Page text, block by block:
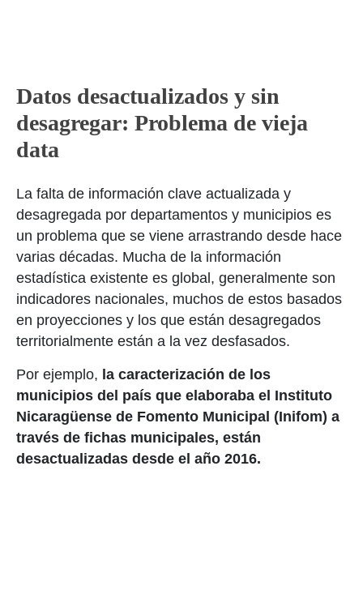
Datos desactualizados y sin
desagregar: Problema de vieja
data
La falta de información clave actualizada y
desagregada por departamentos y municipios es
un problema que se viene arrastrando desde hace
varias décadas. Mucha de la información
estadística existente es global, generalmente son
indicadores nacionales, muchos de estos basados
en proyecciones y los que están desagregados
territorialmente están a la vez desfasados.
Por ejemplo, la caracterización de los
municipios del país que elaboraba el Instituto
Nicaragüense de Fomento Municipal (Inifom) a
través de fichas municipales, están
desactualizadas desde el año 2016.